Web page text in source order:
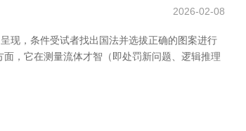
2026-02-08
现，条件受试者找出国法并选拔正确的图案进行
，它在测量流体才智（即处罚新问题、逻辑推理